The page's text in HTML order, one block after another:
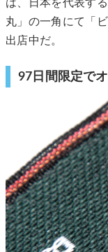
は、日本を代表す
丸」の一角にて「
出店中だ。
97日間限定で